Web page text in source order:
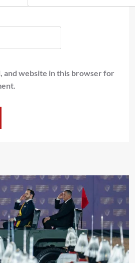
and website in this browser for